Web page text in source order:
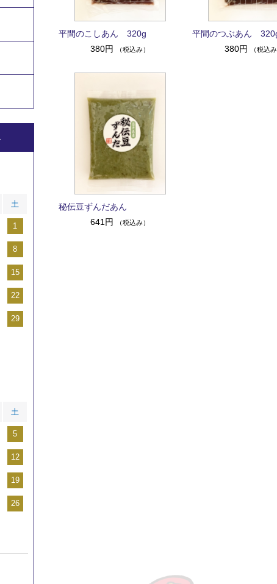
平間のこしあん 320g
380円
（税込み）
平間のつぶあん
380円
（税込み
秘伝豆ずんだあん
641円
（税込み）
土
1
8
15
22
29
土
5
12
19
26